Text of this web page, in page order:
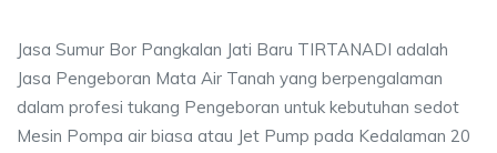
Jasa Sumur Bor Pangkalan Jati Baru TIRTANADI adalah
Jasa Pengeboran Mata Air Tanah yang berpengalaman
dalam profesi tukang Pengeboran untuk kebutuhan sedot
Mesin Pompa air biasa atau Jet Pump pada Kedalaman 20